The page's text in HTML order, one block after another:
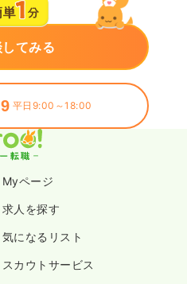
てみる
平日9:00～18:00
Myページ
求人を探す
気になるリスト
スカウトサービス